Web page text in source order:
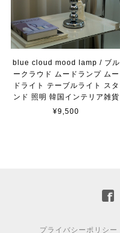
blue cloud mood lamp / ブル
ークラウド ムードランプ ムー
ドライト テーブルライト スタ
ンド 照明 韓国インテリア雑貨
¥9,500
プライバシーポリシー